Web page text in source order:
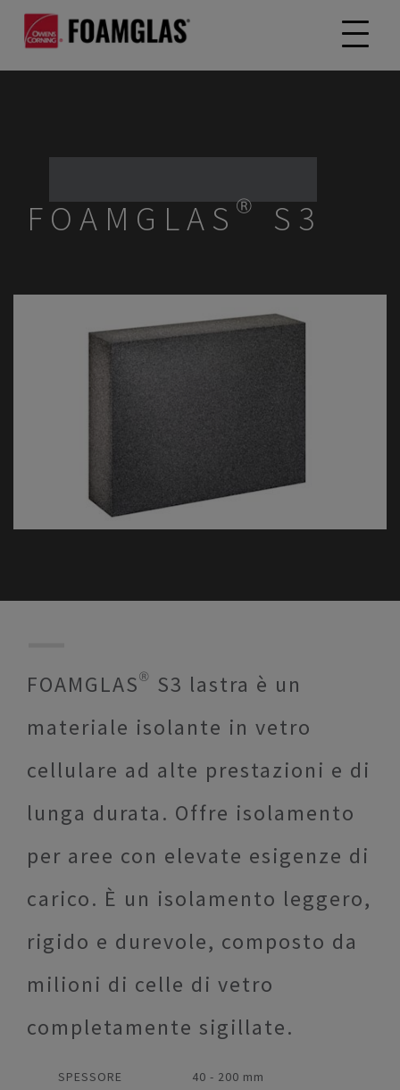
FOAMGLAS® S3
FOAMGLAS® S3 lastra è un
materiale isolante in vetro
cellulare ad alte prestazioni e di
lunga durata. Offre isolamento
per aree con elevate esigenze di
carico. È un isolamento leggero,
rigido e durevole, composto da
milioni di celle di vetro
completamente sigillate.
SPESSORE
40 - 200 mm